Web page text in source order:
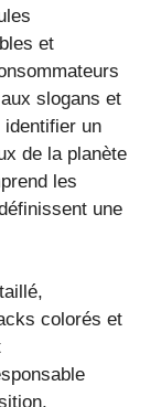
et
slogans et
un
de la planète
les
une
colorés et